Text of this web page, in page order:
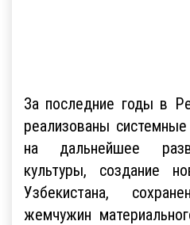
За последние годы в
реализованы
на дальнейшее
культуры, создание
Узбекистана,
жемчужин